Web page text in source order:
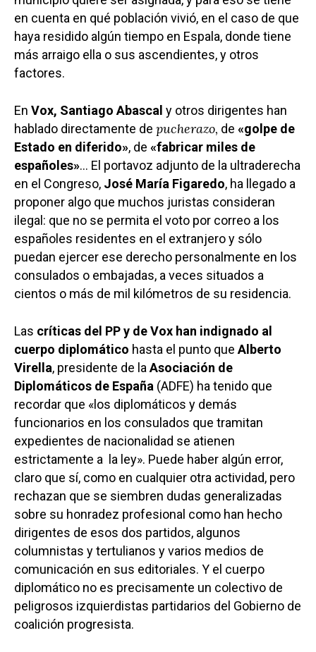
en cuenta en qué población vivió, en el caso de que
haya residido algún tiempo en Espala, donde tiene
más arraigo ella o sus ascendientes, y otros
factores.
En Vox, Santiago Abascal y otros dirigentes han
hablado directamente de pucherazo, de «golpe de
Estado en diferido», de «fabricar miles de
españoles»… El portavoz adjunto de la ultraderecha
en el Congreso, José María Figaredo, ha llegado a
proponer algo que muchos juristas consideran
ilegal: que no se permita el voto por correo a los
españoles residentes en el extranjero y sólo
puedan ejercer ese derecho personalmente en los
consulados o embajadas, a veces situados a
cientos o más de mil kilómetros de su residencia.
Las críticas del PP y de Vox han indignado al
cuerpo diplomático hasta el punto que Alberto
Virella, presidente de la Asociación de
Diplomáticos de España (ADFE) ha tenido que
recordar que «los diplomáticos y demás
funcionarios en los consulados que tramitan
expedientes de nacionalidad se atienen
estrictamente a la ley». Puede haber algún error,
claro que sí, como en cualquier otra actividad, pero
rechazan que se siembren dudas generalizadas
sobre su honradez profesional como han hecho
dirigentes de esos dos partidos, algunos
columnistas y tertulianos y varios medios de
comunicación en sus editoriales. Y el cuerpo
diplomático no es precisamente un colectivo de
peligrosos izquierdistas partidarios del Gobierno de
coalición progresista.
Castilla-La
Toledo
Ciudad Real
Albacete
Sanidad
Economía
Educación